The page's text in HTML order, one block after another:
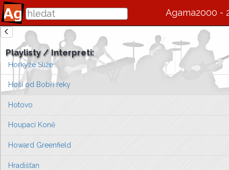
Agama2000 -
zde se bude v budoucnu zobrazovat informace o interpretovi /
Vlevo vyberte píseň, kterou chcete zobrazit
nebo můžete přejít na úvodní stránku ...
Playlisty / Interpreti:
Honza Bican
Honza Houda
Hop trop
Horkýže Slíže
Hoši od Bobří řeky
Hotovo
Houpací Koně
Howard Greenfield
Hradišťan